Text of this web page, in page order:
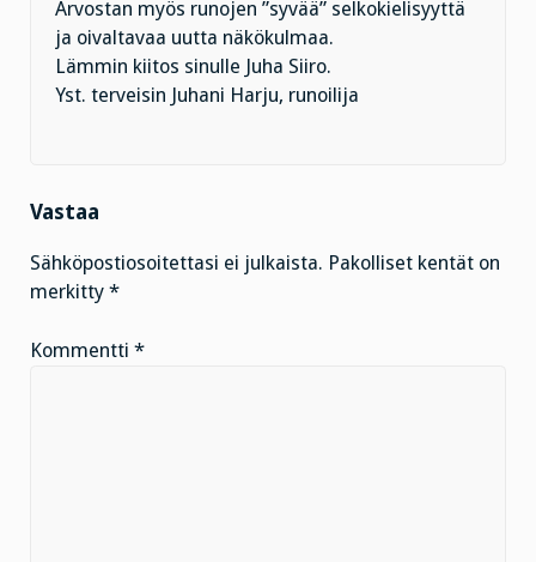
Arvostan myös runojen ”syvää” selkokielisyyttä
ja oivaltavaa uutta näkökulmaa.
Lämmin kiitos sinulle Juha Siiro.
Yst. terveisin Juhani Harju, runoilija
Vastaa
Sähköpostiosoitettasi ei julkaista. Pakolliset kentät on
merkitty *
Kommentti *